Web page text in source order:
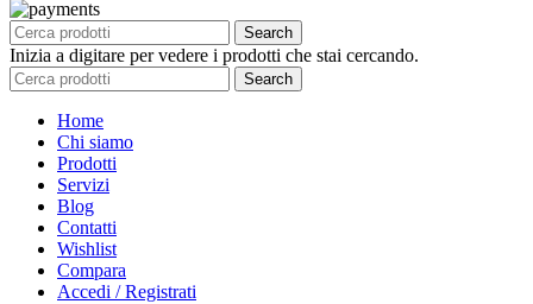
Search
Inizia a digitare per vedere i prodotti che stai cercando.
Search
Home
Chi siamo
Prodotti
Servizi
Blog
Contatti
Wishlist
Compara
Accedi / Registrati